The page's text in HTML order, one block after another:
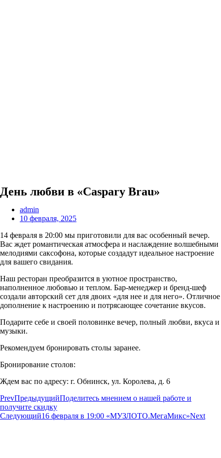
День любви в «Caspary Brau»
admin
10 февраля, 2025
14 февраля в 20:00 мы приготовили для вас особенный вечер.
Вас ждет романтическая атмосфера и наслаждение волшебными
мелодиями саксофона, которые создадут идеальное настроение
для вашего свидания.
Наш ресторан преобразится в уютное пространство,
наполненное любовью и теплом. Бар-менеджер и бренд-шеф
создали авторский сет для двоих «для нее и для него». Отличное
дополнение к настроению и потрясающее сочетание вкусов.
Подарите себе и своей половинке вечер, полный любви, вкуса и
музыки.
Рекомендуем бронировать столы заранее.
Бронирование столов:
Ждем вас по адресу: г. Обнинск, ул. Королева, д. 6
PrevПредыдущийПоделитесь мнением о нашей работе и
получите скидку
Следующий16 февраля в 19:00 «МУЗЛОТО.МегаМикс»Next